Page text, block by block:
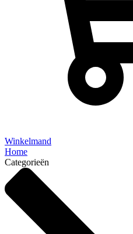
Winkelmand
Home
Categorieën